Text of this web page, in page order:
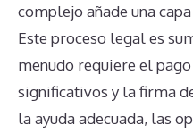
complejo añade una
Este proceso legal es
menudo requiere el
significativos y la firma
la ayuda adecuada, las